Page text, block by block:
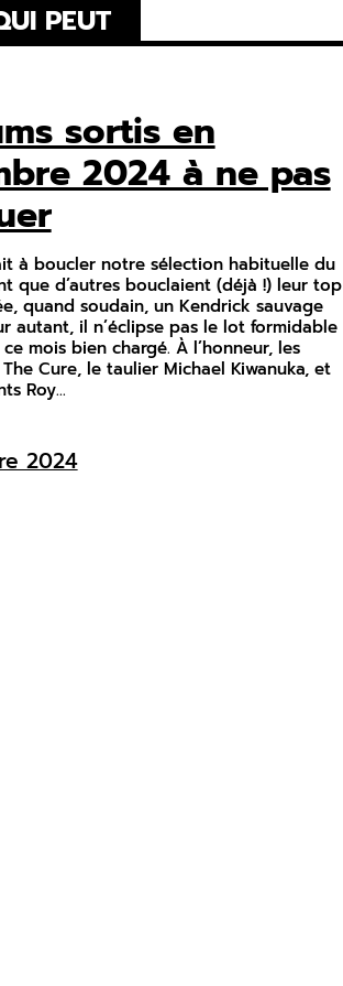
PEUT
sortis en
2024 à ne pas
à boucler notre sélection habituelle du
que d’autres bouclaient (déjà !) leur top
quand soudain, un Kendrick sauvage
autant, il n’éclipse pas le lot formidable
ce mois bien chargé. À l’honneur, les
Cure, le taulier Michael Kiwanuka, et
Roy…
2024